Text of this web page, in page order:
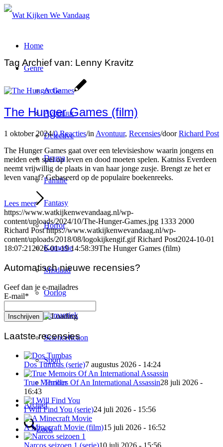
Home
Genre
Actie
Avontuur
Detective
Drama
Familie
Fantasy
Horror
Komedie
Misdaad
Oorlog
Romantiek
Sciencefiction
Sport
Thriller
Archief
Zoek
Tag Archief van: Lenny Kravitz
The Hunger Games (film)
1 oktober 2024/0 Reacties/in Avontuur, Recensies/doorRichard Post
The Hunger Games gaat over een televisieshow waarin jongens en
meiden een spel op leven en dood moeten spelen. Katniss Everdeen
neemt vrijwillig de plaats in van haar jonge zusje. Brengt ze het er
leven vanaf? Gebaseerd op de populaire boekenreeks.
Lees meer
https://www.watkijkenwevandaag.nl/wp-
content/uploads/2024/10/The-Hunger-Games.jpg 1333 2000
Richard Post https://www.watkijkenwevandaag.nl/wp-
content/uploads/2018/08/logokijkengif.gif Richard Post2024-10-01
18:07:21 2026-01-19 14:58:39The Hunger Games (film)
Automatisch nieuwe recensies?
Geef dan je e-mailadres
E-mail*
Laatste recensies
Dos Tumbas (serie)7 augustus 2026 - 14:24
True Memoirs Of An International Assassin28 juli 2026 -
16:43
I Will Find You (serie)24 juli 2026 - 15:56
A Minecraft Movie (film)15 juli 2026 - 16:52